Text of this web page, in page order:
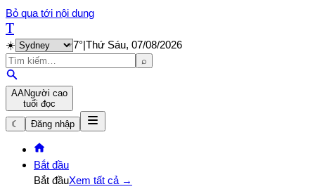
Bỏ qua tới nội dung
T
☀️ 7°|Thứ Sáu, 07/08/2026
⌕
AANgười cao
tuổi đọc
☾
Đăng nhập
Bắt đầu
Bắt đầuXem tất cả →